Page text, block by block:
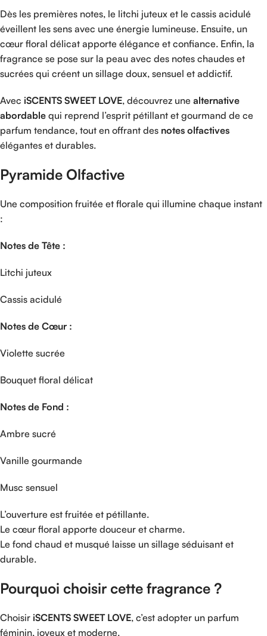
Dès les premières notes, le litchi juteux et le cassis acidulé
éveillent les sens avec une énergie lumineuse. Ensuite, un
cœur floral délicat apporte élégance et confiance. Enfin, la
fragrance se pose sur la peau avec des notes chaudes et
sucrées qui créent un sillage doux, sensuel et addictif.
Avec iSCENTS SWEET LOVE, découvrez une alternative
abordable qui reprend l’esprit pétillant et gourmand de ce
parfum tendance, tout en offrant des notes olfactives
élégantes et durables.
Pyramide Olfactive
Une composition fruitée et florale qui illumine chaque instant
:
Notes de Tête :
Litchi juteux
Cassis acidulé
Notes de Cœur :
Violette sucrée
Bouquet floral délicat
Notes de Fond :
Ambre sucré
Vanille gourmande
Musc sensuel
L’ouverture est fruitée et pétillante.
Le cœur floral apporte douceur et charme.
Le fond chaud et musqué laisse un sillage séduisant et
durable.
Pourquoi choisir cette fragrance ?
Choisir iSCENTS SWEET LOVE, c’est adopter un parfum
féminin, joyeux et moderne.